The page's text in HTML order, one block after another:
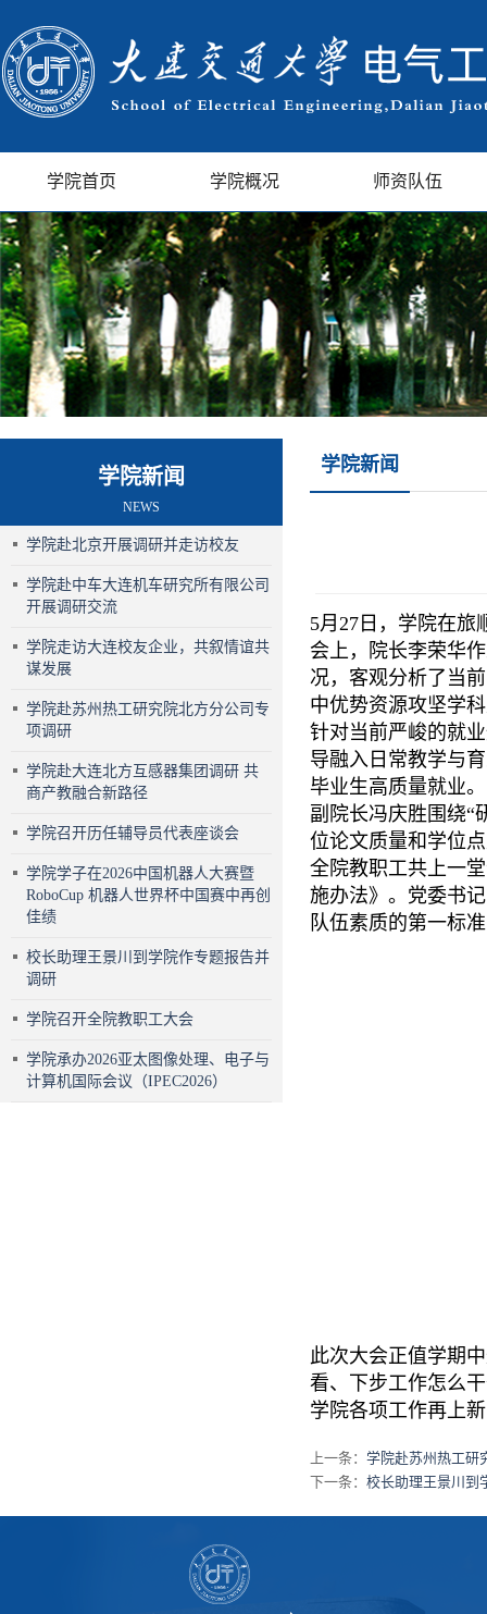
学院首页 学院概况 师资队伍
学院新闻
NEWS
学院赴北京开展调研并走访校友
学院赴中车大连机车研究所有限公司
开展调研交流
学院走访大连校友企业，共叙情谊共
谋发展
学院赴苏州热工研究院北方分公司专
项调研
学院赴大连北方互感器集团调研 共
商产教融合新路径
学院召开历任辅导员代表座谈会
学院学子在2026中国机器人大赛暨
RoboCup 机器人世界杯中国赛中再创
佳绩
校长助理王景川到学院作专题报告并
调研
学院召开全院教职工大会
学院承办2026亚太图像处理、电子与
计算机国际会议（IPEC2026）
学院新闻
5月27日，学院在旅
会上，院长李荣华
况，客观分析了当
中优势资源攻坚学
针对当前严峻的就
导融入日常教学与
毕业生高质量就业。
副院长冯庆胜围绕“
位论文质量和学位
全院教职工共上一
施办法》。党委书
队伍素质的第一标
此次大会正值学期
看、下步工作怎么
学院各项工作再上
上一条： 学院赴苏州热工研
下一条： 校长助理王景川到